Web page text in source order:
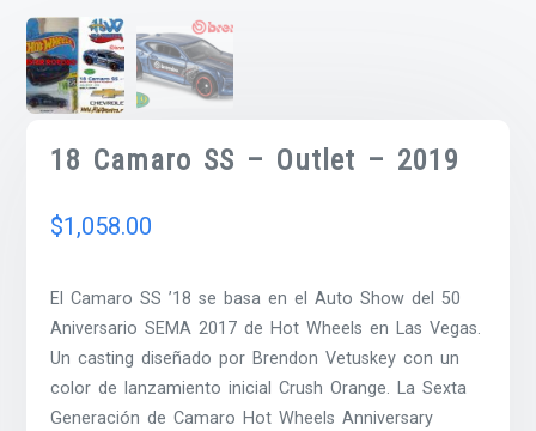
18 Camaro SS – Outlet – 2019
$1,058.00
El Camaro SS ’18 se basa en el Auto Show del 50
Aniversario SEMA 2017 de Hot Wheels en Las Vegas.
Un casting diseñado por Brendon Vetuskey con un
color de lanzamiento inicial Crush Orange. La Sexta
Generación de Camaro Hot Wheels Anniversary